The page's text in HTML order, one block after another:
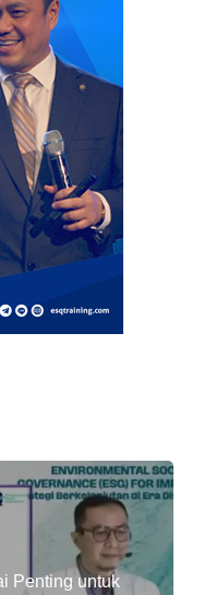
Penting untuk